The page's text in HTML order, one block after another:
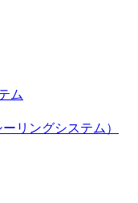
ム
リングシステム）